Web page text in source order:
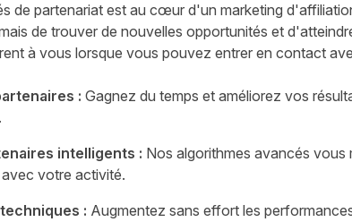
de partenariat est au cœur d'un marketing
de trouver de nouvelles opportunités et
à vous lorsque vous pouvez entrer en contact
: Gagnez du temps et améliorez vos
intelligents : Nos algorithmes avancés vous
votre activité.
: Augmentez sans effort les